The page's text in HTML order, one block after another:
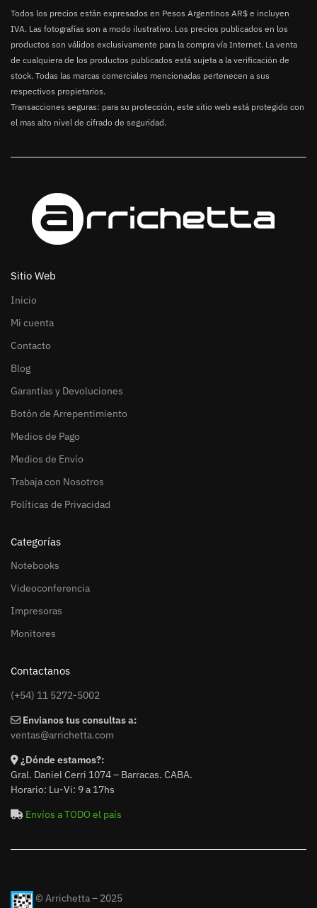
Todos los precios están expresados en Pesos Argentinos AR$ e incluyen
IVA. Las fotografías son a modo ilustrativo. Los precios publicados en los
productos son válidos exclusivamente para la compra vía Internet. La venta
de cualquiera de los productos publicados está sujeta a la verificación de
stock. Todas las marcas comerciales mencionadas pertenecen a sus
respectivos propietarios.
Transacciones seguras: para su protección, este sitio web está protegido con
el mas alto nivel de cifrado de seguridad.
Sitio Web
Inicio
Mi cuenta
Contacto
Blog
Garantías y Devoluciones
Botón de Arrepentimiento
Medios de Pago
Medios de Envío
Trabaja con Nosotros
Políticas de Privacidad
Categorías
Notebooks
Videoconferencia
Impresoras
Monitores
Contactanos
(+54) 11 5272-5002
Envianos tus consultas a:
ventas@arrichetta.com
¿Dónde estamos?:
Gral. Daniel Cerri 1074 – Barracas. CABA.
Horario: Lu-Vi: 9 a 17hs
Envíos a TODO el país
© Arrichetta – 2025